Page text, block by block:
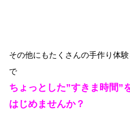
その他にもたくさんの手作り体験
で
ちょっとした”すきま時間”
はじめませんか？